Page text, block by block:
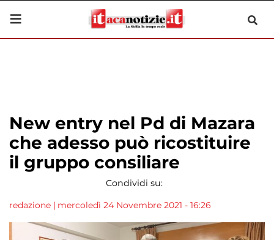
New entry nel Pd di Mazara
che adesso può ricostituire
il gruppo consiliare
Condividi su:
redazione | mercoledì 24 Novembre 2021 - 16:26